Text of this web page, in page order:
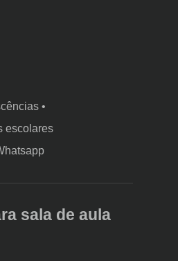
•
escolares
sala de aula